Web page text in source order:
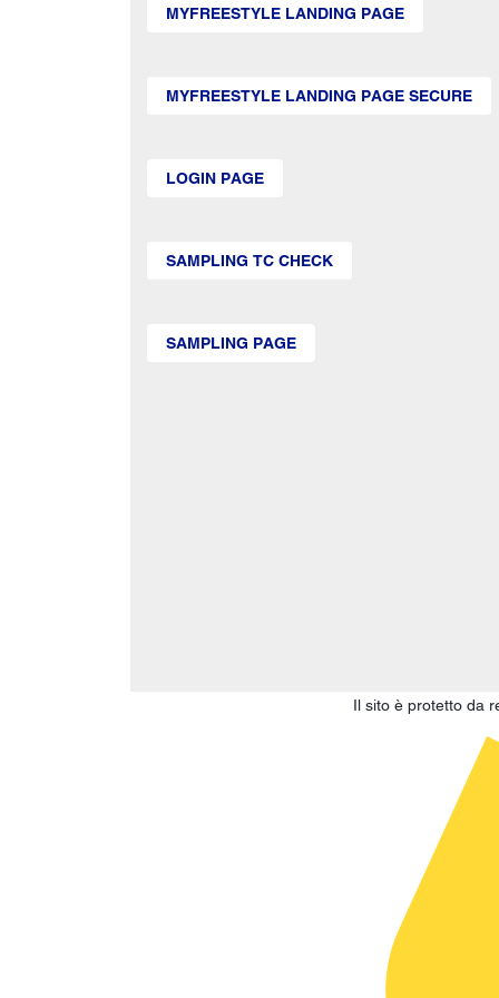
MYFREESTYLE LANDING PAGE
MYFREESTYLE LANDING PAGE SECURE
LOGIN PAGE
SAMPLING TC CHECK
SAMPLING PAGE
Il sito è protetto da